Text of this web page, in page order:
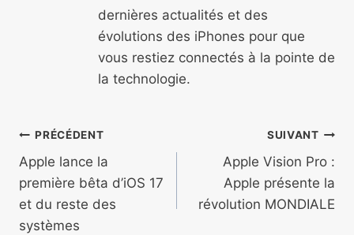
dernières actualités et des
évolutions des iPhones pour que
vous restiez connectés à la pointe de
la technologie.
Navigation
de
l’article
PRÉCÉDENT
Apple lance la
première bêta d’iOS 17
et du reste des
systèmes
SUIVANT
Apple Vision Pro :
Apple présente la
révolution MONDIALE